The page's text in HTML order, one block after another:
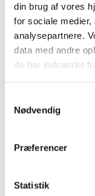
din brug af vores
for sociale medier,
analysepartnere.
data med andre
de har indsamlet
Nødvendig
Præferencer
Statistik
hvad
med at